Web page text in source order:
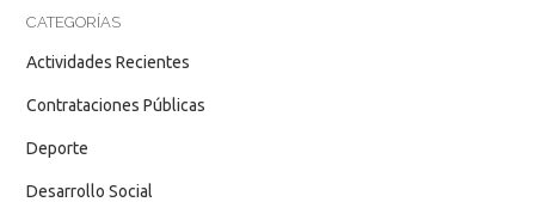
CATEGORÍAS
Actividades Recientes
Contrataciones Públicas
Deporte
Desarrollo Social